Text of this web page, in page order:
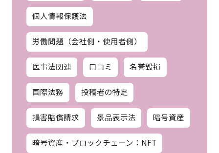
個人情報保護法
労働問題（会社側・使用者側）
医事法関連 口コミ 名誉毀損
国際法務 投稿者の特定
損害賠償請求 景品表示法 暗号資産
暗号資産・ブロックチェーン：NFT